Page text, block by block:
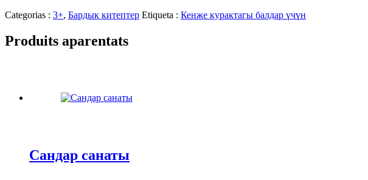
Categorias : 3+, Бардык китептер Etiqueta : Кенже курактагы балдар үчүн
Produits aparentats
Сандар санаты